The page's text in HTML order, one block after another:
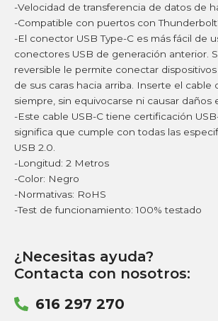
-Velocidad de transferencia de datos de
-Compatible con puertos con
-El conector USB Type-C es más fácil de
conectores USB de generación anterior.
reversible le permite conectar
de sus caras hacia arriba. Inserte el cable
siempre, sin equivocarse ni causar daños
-Este cable USB-C tiene certificación
significa que cumple con todas las
USB 2.0.
-Longitud: 2 Metros
-Color: Negro
-Normativas: RoHS
-Test de funcionamiento: 100% testado
¿Necesitas ayuda?
Contacta con nosotros:
616 297 270